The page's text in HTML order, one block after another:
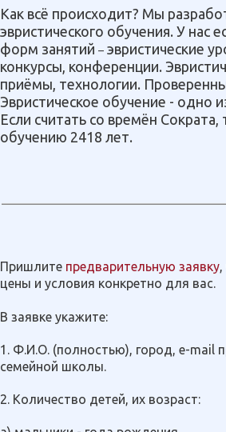
Как всё происходит? Мы
эвристического обучения. У нас
форм занятий – эвристические
конкурсы, конференции.
приёмы, технологии.
Эвристическое обучение - одно
Если считать со времён Сократа,
обучению 2418 лет.
Пришлите предварительную заявку
цены и условия конкретно для вас.
В заявке укажите:
1. Ф.И.О. (полностью), город, e-mail
семейной школы.
2. Количество детей, их возраст: